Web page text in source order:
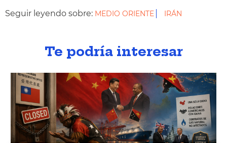
Seguir leyendo sobre: MEDIO ORIENTE IRÁN
Te podría interesar